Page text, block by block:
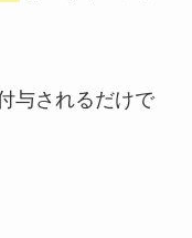
与されるだけで